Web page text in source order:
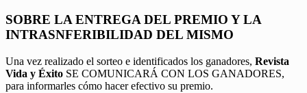
SOBRE LA ENTREGA DEL PREMIO Y LA
INTRASNFERIBILIDAD DEL MISMO
Una vez realizado el sorteo e identificados los ganadores, Revista
Vida y Éxito SE COMUNICARÁ CON LOS GANADORES,
para informarles cómo hacer efectivo su premio.